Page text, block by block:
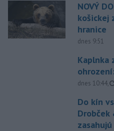
NOVÝ
košickej
hranice
dnes 9:51
Kaplnka
dnes 10:44,
Do kín
Drobček
zasahujú